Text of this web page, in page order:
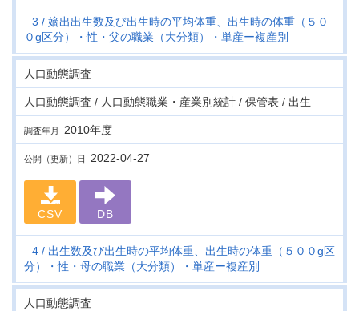
3
嫡出出生数及び出生時の平均体重、出生時の体重（５０
０g区分）・性・父の職業（大分類）・単産ー複産別
人口動態調査
人口動態調査 / 人口動態職業・産業別統計 / 保管表 / 出生
調査年月 2010年度
公開（更新）日 2022-04-27
CSV DB
4
出生数及び出生時の平均体重、出生時の体重（５００g区
分）・性・母の職業（大分類）・単産ー複産別
人口動態調査